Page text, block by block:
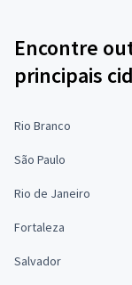
Encontre
principais
Rio Branco
São Paulo
Rio de Janeiro
Fortaleza
Salvador